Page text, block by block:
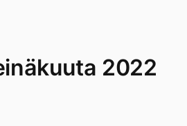
2022